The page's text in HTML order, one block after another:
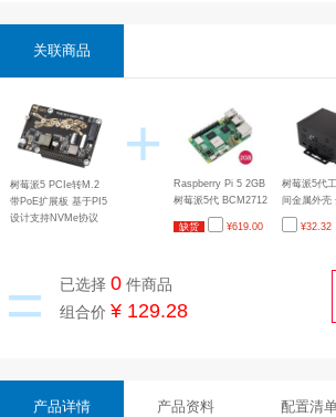
关联商品
树莓派5 PCIe转M.2
带PoE扩展板 基于PI5
设计支持NVMe协议
+
Raspberry Pi 5 2GB
树莓派5代 BCM2712
处理器 2.4GHz四核
64位Arm Cortex-A76
缺货 ¥619.00
树莓派5代
间金属外壳
工艺设计 支
方散热器 Pi
¥32.32
= 已选择 0件商品
组合价 ¥ 129.28
产品详情 产品资料 配置清